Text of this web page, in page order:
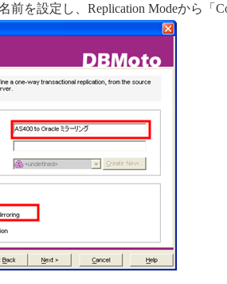
前を設定し、Replication Modeから「